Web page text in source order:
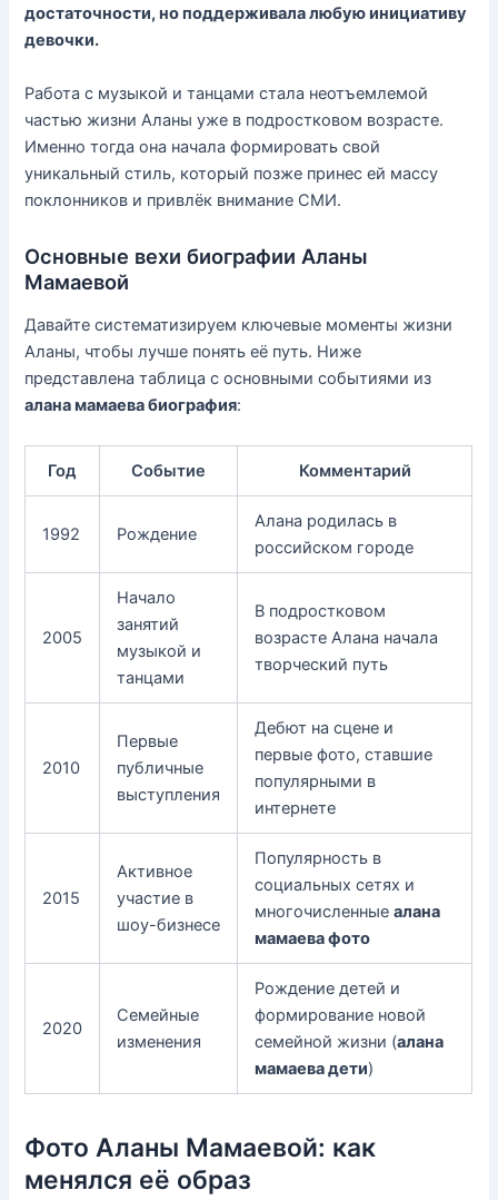
достаточности, но поддерживала любую инициативу
девочки.
Работа с музыкой и танцами стала неотъемлемой
частью жизни Аланы уже в подростковом возрасте.
Именно тогда она начала формировать свой
уникальный стиль, который позже принес ей массу
поклонников и привлёк внимание СМИ.
Основные вехи биографии Аланы
Мамаевой
Давайте систематизируем ключевые моменты жизни
Аланы, чтобы лучше понять её путь. Ниже
представлена таблица с основными событиями из
алана мамаева биография:
Год Событие Комментарий
1992 Рождение
Алана родилась в
российском городе
2005
Начало
занятий
музыкой и
танцами
В подростковом
возрасте Алана начала
творческий путь
2010
Первые
публичные
выступления
Дебют на сцене и
первые фото, ставшие
популярными в
интернете
2015
Активное
участие в
шоу-бизнесе
Популярность в
социальных сетях и
многочисленныеалана
мамаева фото
2020
Семейные
изменения
Рождение детей и
формирование новой
семейной жизни (алана
мамаева дети)
Фото Аланы Мамаевой: как
менялся её образ